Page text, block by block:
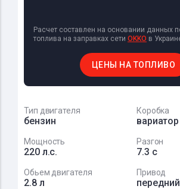
Расчет составлен на основании данных
топлива на заправках сети OKKO в
ЦЕНЫ НА ТОПЛИВО
Тип двигателя
бензин
Коробка
вариатор
Мощность
220 л.с.
Разгон
7.3 с
Обьем двигателя
2.8 л
Привод
передний